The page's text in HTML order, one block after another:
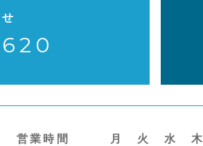
営業時間 月 火 水 木